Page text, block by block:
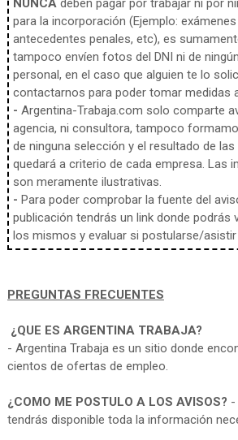
NUNCAdeben pagar por trabajar ni por
para la incorporación (Ejemplo:
antecedentes penales, etc), es
tampoco envíen fotos del DNI ni de
personal, en el caso que alguien te lo
contactarnos para poder tomar medidas
- Argentina-Trabaja.com solo comparte
agencia, ni consultora, tampoco
de ninguna selección y el resultado de
quedará a criterio de cada empresa. Las
son meramente ilustrativas.
- Para poder comprobar la fuente del
publicación tendrás un link donde podrás
los mismos y evaluar si postularse/asistir
PREGUNTAS FRECUENTES
¿QUE ES ARGENTINA TRABAJA?
- Argentina Trabaja es un sitio donde
cientos de ofertas de empleo.
¿COMO ME POSTULO A LOS AVISOS? -
tendrás disponible toda la información